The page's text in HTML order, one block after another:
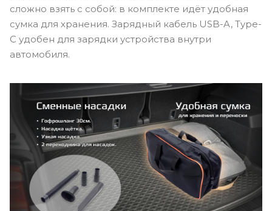
сложно взять с собой: в комплекте идёт удобная
сумка для хранения. Зарядный кабель USB-A, Type-
C удобен для зарядки устройства внутри
автомобиля.